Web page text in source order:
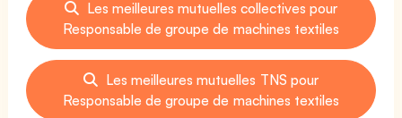
Les meilleures mutuelles collectives pour
Responsable de groupe de machines textiles
Les meilleures mutuelles TNS pour
Responsable de groupe de machines textiles